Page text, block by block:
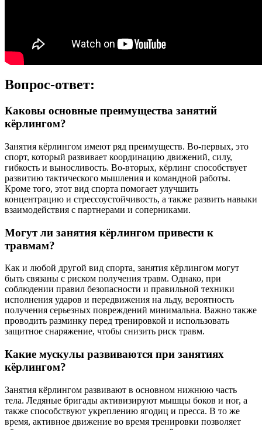
Вопрос-ответ:
Каковы основные преимущества занятий
кёрлингом?
Занятия кёрлингом имеют ряд преимуществ. Во-первых, это
спорт, который развивает координацию движений, силу,
гибкость и выносливость. Во-вторых, кёрлинг способствует
развитию тактического мышления и командной работы.
Кроме того, этот вид спорта помогает улучшить
концентрацию и стрессоустойчивость, а также развить навыки
взаимодействия с партнерами и соперниками.
Могут ли занятия кёрлингом привести к
травмам?
Как и любой другой вид спорта, занятия кёрлингом могут
быть связаны с риском получения травм. Однако, при
соблюдении правил безопасности и правильной техники
исполнения ударов и передвижения на льду, вероятность
получения серьезных повреждений минимальна. Важно также
проводить разминку перед тренировкой и использовать
защитное снаряжение, чтобы снизить риск травм.
Какие мускулы развиваются при занятиях
кёрлингом?
Занятия кёрлингом развивают в основном нижнюю часть
тела. Ледяные бригады активизируют мышцы боков и ног, а
также способствуют укреплению ягодиц и пресса. В то же
время, активное движение во время тренировки позволяет